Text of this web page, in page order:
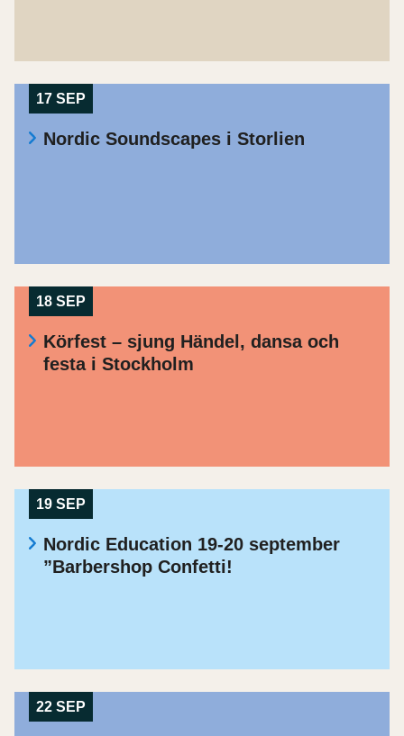
17 SEP
Nordic Soundscapes i Storlien
18 SEP
Körfest – sjung Händel, dansa och
festa i Stockholm
19 SEP
Nordic Education 19-20 september
”Barbershop Confetti!
22 SEP